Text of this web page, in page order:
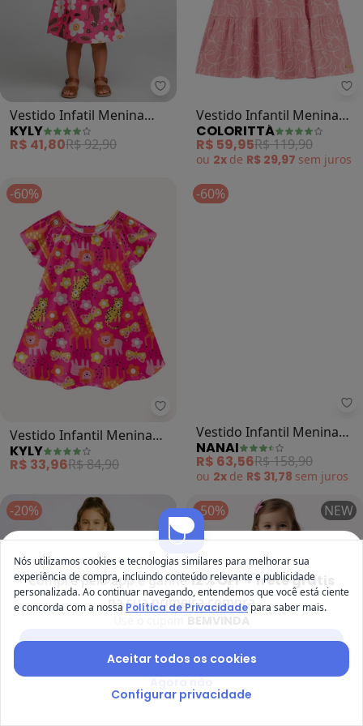
Kyly - Vestido Infatil Menina
Vestido Infatil Menina
Flores (Rosa)
KYLY
R$ 41,80R$ 92,90
Vestido Infantil Menina
Estampa Laços (Rosa)
COLORITTÁ
R$ 59,95R$ 119,90
ou 2x de R$ 29,97 semjuros
-60%
Vestido Infantil Menina
em Algodão (Rosa)
KYLY
R$ 33,96R$ 84,90
-60%
Vestido Infantil Menina
Borboletas (Rosa)
NANAI
R$ 63,56R$ 158,90
R$ 31,78 semjuros
-20% -50% NEW
Compre pelo app e ganhe12% OFF + frete grátis
na sua primeira compra
Nós utilizamos cookies e tecnologias similares para melhorar sua
experiência de compra, incluindo conteúdo relevante e publicidade
personalizada. Ao continuar navegando, entendemos que você está ciente
e concorda com a nossa Política de Privacidade para saber mais.
Aceitar todos os cookies
Configurar privacidade